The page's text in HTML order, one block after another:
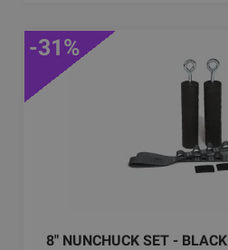
8" NUNCHUCK SET - BLACK
-31%